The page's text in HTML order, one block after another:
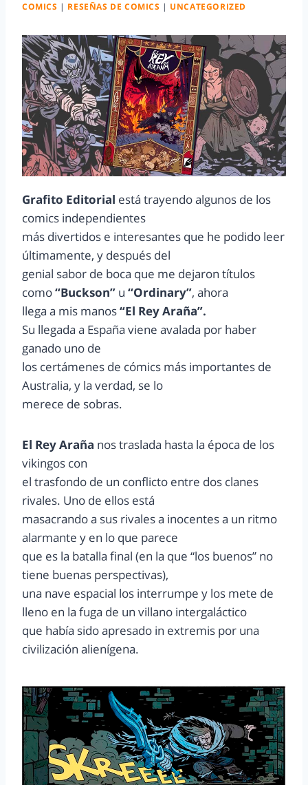
COMICS | RESEÑAS DE COMICS | UNCATEGORIZED
Grafito Editorial está trayendo algunos de los
comics independientes
más divertidos e interesantes que he podido leer
últimamente, y después del
genial sabor de boca que me dejaron títulos
como“Buckson” u “Ordinary”, ahora
llega a mis manos“El Rey Araña”.
Su llegada a España viene avalada por haber
ganado uno de
los certámenes de cómics más importantes de
Australia, y la verdad, se lo
merece de sobras.
El Rey Araña nos traslada hasta la época de los
vikingos con
el trasfondo de un conflicto entre dos clanes
rivales. Uno de ellos está
masacrando a sus rivales a inocentes a un ritmo
alarmante y en lo que parece
que es la batalla final (en la que “los buenos” no
tiene buenas perspectivas),
una nave espacial los interrumpe y los mete de
lleno en la fuga de un villano intergaláctico
que había sido apresado in extremis por una
civilización alienígena.